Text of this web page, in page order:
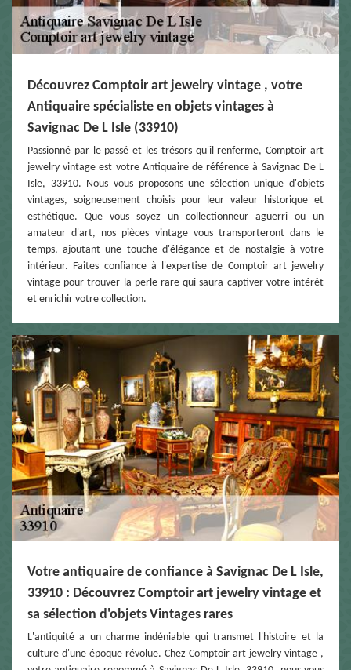
Découvrez Comptoir art jewelry vintage , votre
Antiquaire spécialiste en objets vintages à
Savignac De L Isle (33910)
Passionné par le passé et les trésors qu'il renferme, Comptoir art
jewelry vintage est votre Antiquaire de référence à Savignac De L
Isle, 33910. Nous vous proposons une sélection unique d'objets
vintages, soigneusement choisis pour leur valeur historique et
esthétique. Que vous soyez un collectionneur aguerri ou un
amateur d'art, nos pièces vintage vous transporteront dans le
temps, ajoutant une touche d'élégance et de nostalgie à votre
intérieur. Faites confiance à l'expertise de Comptoir art jewelry
vintage pour trouver la perle rare qui saura captiver votre intérêt
et enrichir votre collection.
Votre antiquaire de confiance à Savignac De L Isle,
33910 : Découvrez Comptoir art jewelry vintage et
sa sélection d'objets Vintages rares
L'antiquité a un charme indéniable qui transmet l'histoire et la
culture d'une époque révolue. Chez Comptoir art jewelry vintage ,